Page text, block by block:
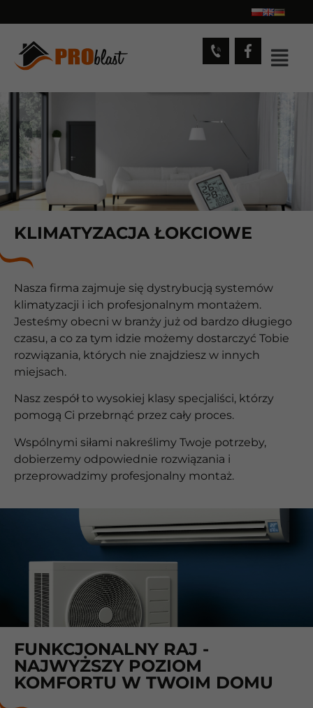
KLIMATYZACJA ŁOKCIOWE
Nasza firma zajmuje się dystrybucją systemów
klimatyzacji i ich profesjonalnym montażem.
Jesteśmy obecni w branży już od bardzo długiego
czasu, a co za tym idzie możemy dostarczyć Tobie
rozwiązania, których nie znajdziesz w innych
miejsach.
Nasz zespół to wysokiej klasy specjaliści, którzy
pomogą Ci przebrnąć przez cały proces.
Wspólnymi siłami nakreślimy Twoje potrzeby,
dobierzemy odpowiednie rozwiązania i
przeprowadzimy profesjonalny montaż.
FUNKCJONALNY RAJ -
NAJWYŻSZY POZIOM
KOMFORTU W TWOIM DOMU